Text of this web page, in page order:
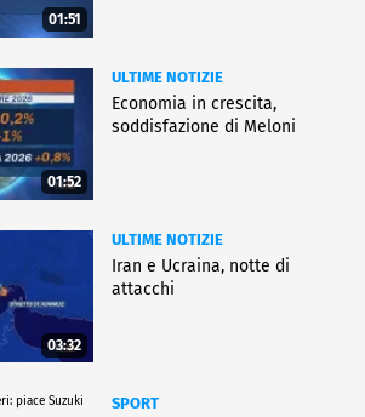
01:51
01:52
ULTIME NOTIZIE
Economia in crescita,
soddisfazione di Meloni
03:32
ULTIME NOTIZIE
Iran e Ucraina, notte di
attacchi
SPORT